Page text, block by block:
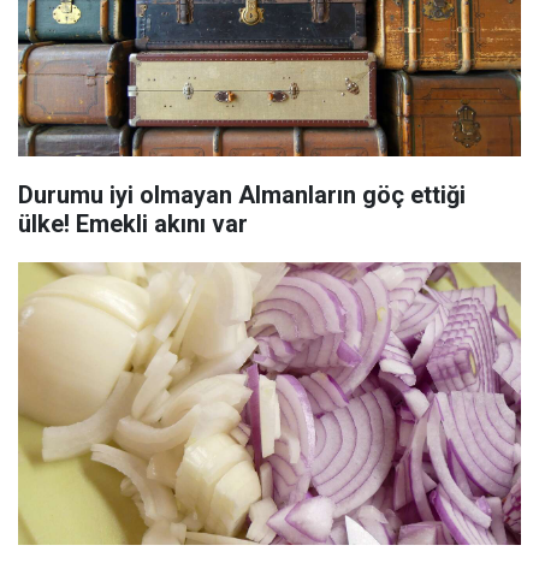
Durumu iyi olmayan Almanların göç ettiği
ülke! Emekli akını var